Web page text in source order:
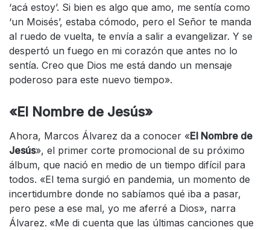
‘acá estoy’. Si bien es algo que amo, me sentía como
‘un Moisés’, estaba cómodo, pero el Señor te manda
al ruedo de vuelta, te envía a salir a evangelizar. Y se
despertó un fuego en mi corazón que antes no lo
sentía. Creo que Dios me está dando un mensaje
poderoso para este nuevo tiempo».
«El Nombre de Jesús»
Ahora, Marcos Álvarez da a conocer «El Nombre de
Jesús», el primer corte promocional de su próximo
álbum, que nació en medio de un tiempo difícil para
todos. «El tema surgió en pandemia, un momento de
incertidumbre donde no sabíamos qué iba a pasar,
pero pese a ese mal, yo me aferré a Dios», narra
Álvarez. «Me di cuenta que las últimas canciones que